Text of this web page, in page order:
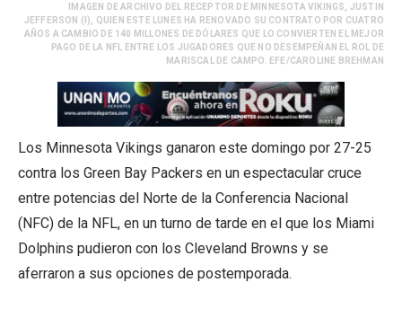
IMAGEN DE ARCHIVO DEL RECEPTOR DE MINNESOTA VIKINGS, JUSTIN
JEFFERSON (I), QUIEN ESTE LUNES HA RENOVADO SU CONTRATO POR CUATRO
AÑOS A CAMBIO DE 140 MILLONES DE DÓLARES QUE LO CONVIERTEN EL MEJOR
PAGO DE LA NFL ENTRE LOS JUGADORES QUE NO DESEMPEÑAN EL ROL DE
MARISCAL DE CAMPO. EFE/CAROLINE BREHMAN
Los Minnesota Vikings ganaron este domingo por 27-25
contra los Green Bay Packers en un espectacular cruce
entre potencias del Norte de la Conferencia Nacional
(NFC) de la NFL, en un turno de tarde en el que los Miami
Dolphins pudieron con los Cleveland Browns y se
aferraron a sus opciones de postemporada.